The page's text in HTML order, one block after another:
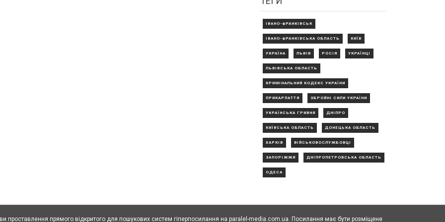
ІВАНО-ФРАНКІВСЬК
ІВАНО-ФРАНКІВСЬКА ОБЛАСТЬ КИЇВ
УКРАЇНА ЛЬВІВ РОСІЯ УКРАЇНЦІ
ЛЬВІВСЬКА ОБЛАСТЬ
КРИМІНАЛЬНИЙ КОДЕКС УКРАЇНИ
ПРИКАРПАТТЯ ЗБРОЙНІ СИЛИ УКРАЇНИ
УКРАЇНСЬКА ГРИВНЯ ДНІПРО
КИЇВСЬКА ОБЛАСТЬ ДОНЕЦЬКА ОБЛАСТЬ
ХАРКІВ ВІЙСЬКОВОСЛУЖБОВЦІ
ЗАПОРІЖЖЯ ДНІПРОПЕТРОВСЬКА ОБЛАСТЬ
ОДЕСА
проставлення прямого відкритого для пошукових систем гіперпосилання на paralel-media.com.ua. Посилання має бути розміщене